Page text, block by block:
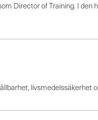
Director of Training. I
livsmedelssäkerhet